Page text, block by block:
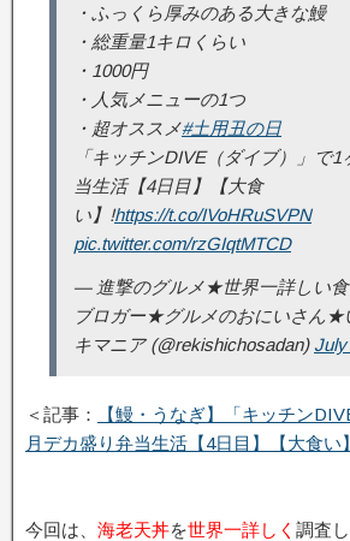
・ふっくら厚みのある大きな鰻
・総重量1キロくらい
・1000円
・人気メニューの1つ
・超オススメ#土用丑の日
「キッチンDIVE（ダイブ）」で
当生活【4日目】【大食
い】!https://t.co/IVoHRuSVPN
pic.twitter.com/rzGIqtMTCD
— 進撃のグルメ★世界一詳しい
ブロガー★グルメのおにいさん★
キマニア (@rekishichosadan) July
＜記事：
【鰻・うなぎ】「キッチン
月デカ盛り弁当生活【4日目】【大食い
今回は、 海老天丼を世界一詳しく 調査し